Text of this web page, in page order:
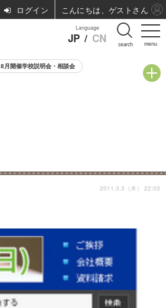
menu
Language
JP / CN search
8月開催学校説明会・相談会
2011.3.3（木） 22:03
ログイン こんにちは、ゲストさん